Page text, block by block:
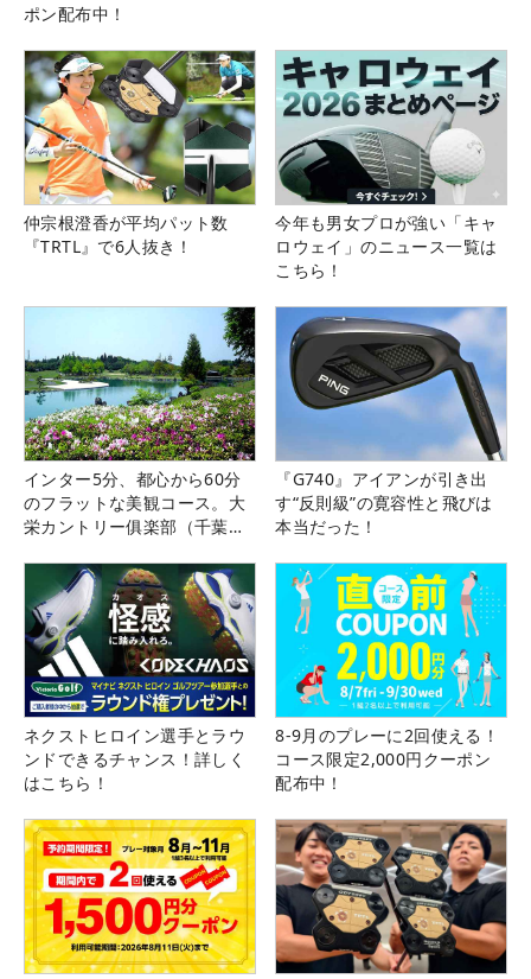
ポン配布中！
仲宗根澄香が平均パット数
『TRTL』で6人抜き！
今年も男女プロが強い「キャ
ロウェイ」のニュース一覧は
こちら！
インター5分、都心から60分
のフラットな美観コース。大
栄カントリー俱楽部（千葉
『G740』アイアンが引き出
す“反則級”の寛容性と飛びは
本当だった！
ネクストヒロイン選手とラウ
ンドできるチャンス！詳しく
はこちら！
8-9月のプレーに2回使える！
コース限定2,000円クーポン
配布中！